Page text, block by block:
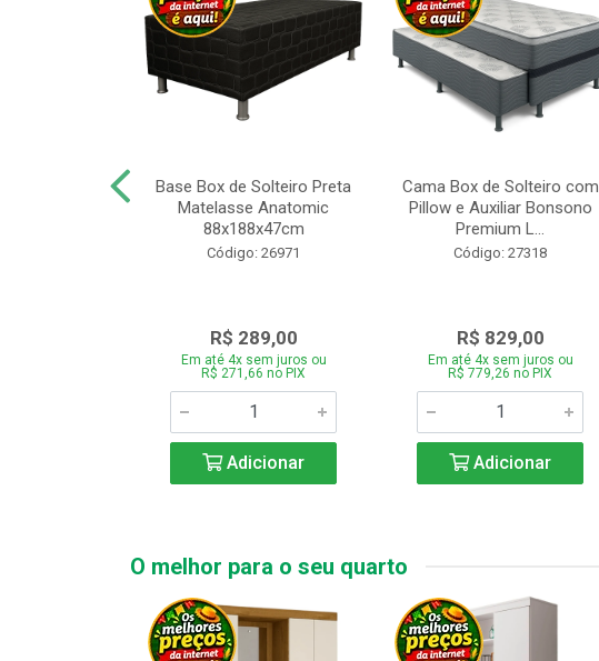
Base Box de Solteiro Preta
Matelasse Anatomic
88x188x47cm
Código: 26971
R$ 289,00
Em até 4x sem juros ou
R$ 271,66 no PIX
Adicionar
Cama Box de Solteiro com
Pillow e Auxiliar Bonsono
Premium L...
Código: 27318
R$ 829,00
Em até 4x sem juros ou
R$ 779,26 no PIX
Adicionar
O melhor para o seu quarto